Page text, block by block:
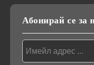
Абонирай се за